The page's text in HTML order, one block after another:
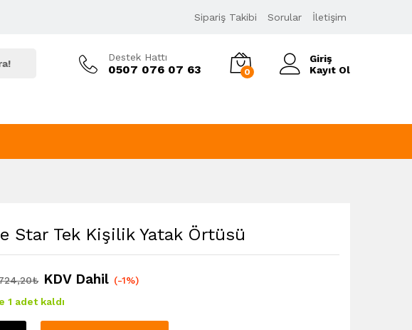
Sipariş Takibi Sorular İletişim
Destek Hattı
0507 076 07 63 0
Giriş
Kayıt Ol
Star Tek Kişilik Yatak Örtüsü
₺ KDV Dahil (-1%)
1 adet kaldı
₺ Sepete Ekle